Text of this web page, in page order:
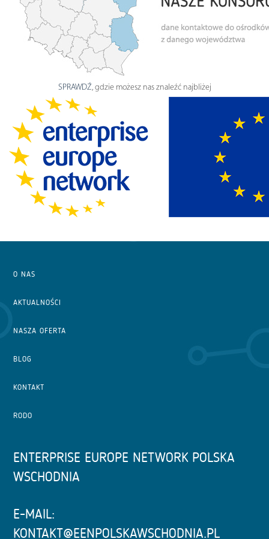
SPRAWDŹ, gdzie możesz nas znaleźć najbliżej
O NAS
AKTUALNOŚCI
NASZA OFERTA
BLOG
KONTAKT
RODO
ENTERPRISE EUROPE NETWORK POLSKA
WSCHODNIA
E-MAIL:
KONTAKT@EENPOLSKAWSCHODNIA.PL